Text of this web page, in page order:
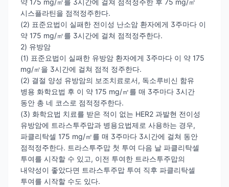
시스플라틴을 점적정주한다.
(2) 표준요법이 실패한 전이성 난소암 환자에게 3주마다 이
약 175 mg/㎡를 3시간에 걸쳐 점적정주한다.
2) 유방암
(1) 표준요법이 실패한 유방암 환자에게 3주마다 이 약 175
mg/㎡을 3시간에 걸쳐 점적 정주한다.
(2) 결절 양성 유방암의 보조치료로서, 독소루비신 함유
병용 화학요법 후 이 약 175 mg/㎡를 매 3주마다 3시간
동안 총 네 코스로 점적정주한다.
(3) 화학요법 치료를 받은 적이 없는 HER2 과발현 전이성
유방암에 트라스투주맙과 병용요법제로 사용하는 경우,
파클리탁셀 175 mg/㎡를 매 3주마다 3시간에 걸쳐 동안
점적정주한다. 트라스투주맙 첫 투여 다음 날 파클리탁셀
투여를 시작할 수 있고, 이전 투여한 트라스투주맙의
내약성이 좋았다면 트라스투주맙 투여 직후 파클리탁셀
투여를 시작할 수도 있다.